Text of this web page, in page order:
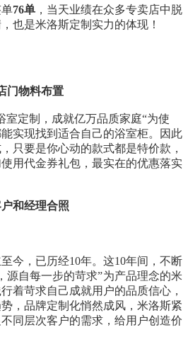
76单 ，当天业绩在众多专卖店中脱
也是米洛斯定制实力的体现！
门物料布置
室定制，成就亿万品质家庭“为使
实现找到适合自己的浴室柜。因此
只要是你心动的款式都是特价款，
用代金券礼包，最实在的优惠落实
和经理合照
今，已历经10年。这10年间，不断
源自每一步的苛求”为产品理念的米
着苛求自己成就用户的品质信心，
，品牌定制化悄然成风，米洛斯紧
同层次客户的需求，给用户创造价